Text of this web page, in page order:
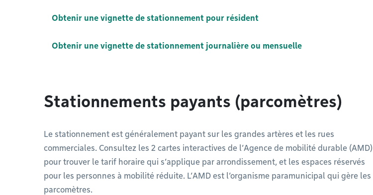
Obtenir une vignette de stationnement pour résident
Obtenir une vignette de stationnement journalière ou mensuelle
Stationnements payants (parcomètres)
Le stationnement est généralement payant sur les grandes artères et les rues
commerciales. Consultez les 2 cartes interactives de l’Agence de mobilité durable (AMD)
pour trouver le tarif horaire qui s’applique par arrondissement, et les espaces réservés
pour les personnes à mobilité réduite. L’AMD est l’organisme paramunicipal qui gère les
parcomètres.